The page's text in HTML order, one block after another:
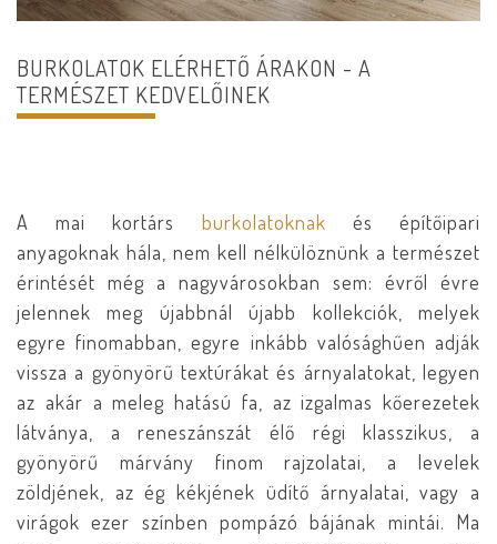
BURKOLATOK ELÉRHETŐ ÁRAKON - A
TERMÉSZET KEDVELŐINEK
A mai kortárs burkolatoknak és építőipari
anyagoknak hála, nem kell nélkülöznünk a természet
érintését még a nagyvárosokban sem: évről évre
jelennek meg újabbnál újabb kollekciók, melyek
egyre finomabban, egyre inkább valósághűen adják
vissza a gyönyörű textúrákat és árnyalatokat, legyen
az akár a meleg hatású fa, az izgalmas kőerezetek
látványa, a reneszánszát élő régi klasszikus, a
gyönyörű márvány finom rajzolatai, a levelek
zöldjének, az ég kékjének üdítő árnyalatai, vagy a
virágok ezer színben pompázó bájának mintái. Ma